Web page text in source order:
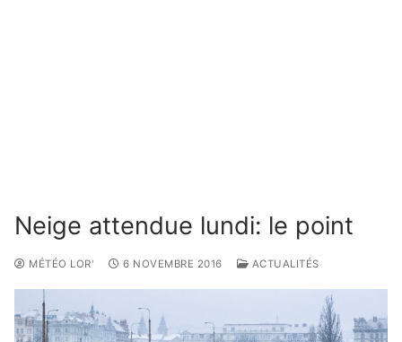
Neige attendue lundi: le point
MÉTÉO LOR' 6 NOVEMBRE 2016 ACTUALITÉS